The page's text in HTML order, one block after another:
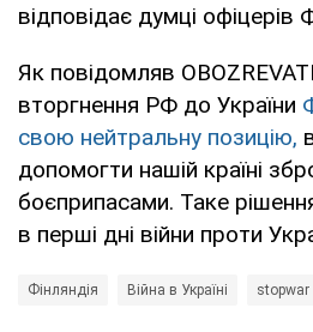
відповідає думці офіцерів
Як повідомляв
вторгнення РФ до України
свою нейтральну позицію,
допомогти нашій країні
боєприпасами. Таке
в перші дні війни проти
Фінляндія Війна в Україні stopwar